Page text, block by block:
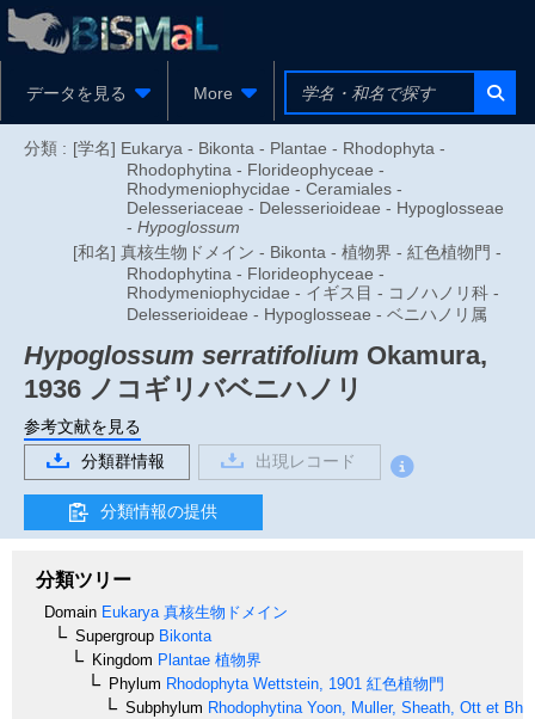
データを見る More
分類 : [学名] Eukarya - Bikonta - Plantae - Rhodophyta -
Rhodophytina - Florideophyceae -
Rhodymeniophycidae - Ceramiales -
Delesseriaceae - Delesserioideae - Hypoglosseae
- Hypoglossum
[和名] 真核生物ドメイン - Bikonta - 植物界 - 紅色植物門 -
Rhodophytina - Florideophyceae -
Rhodymeniophycidae - イギス目 - コノハノリ科 -
Delesserioideae - Hypoglosseae - ベニハノリ属
Hypoglossum serratifolium Okamura,
1936 ノコギリバベニハノリ
参考文献を見る
分類群情報
出現レコード
分類情報の提供
分類ツリー
Domain Eukarya 真核生物ドメイン
Supergroup Bikonta
Kingdom Plantae 植物界
Phylum Rhodophyta Wettstein, 1901 紅色植物門
Subphylum Rhodophytina Yoon, Muller, Sheath, Ott et